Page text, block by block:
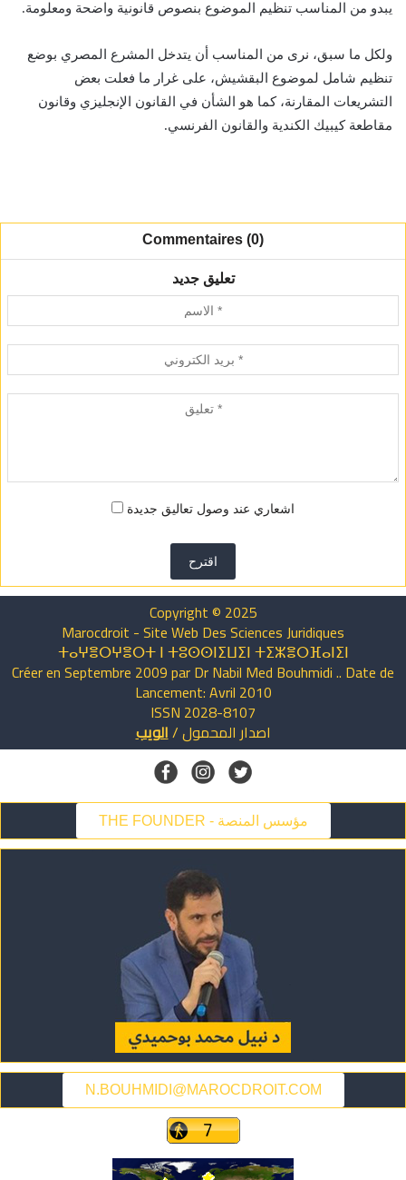
يبدو من المناسب تنظيم الموضوع بنصوص قانونية واضحة ومعلومة.
ولكل ما سبق، نرى من المناسب أن يتدخل المشرع المصري بوضع
تنظيم شامل لموضوع البقشيش، على غرار ما فعلت بعض
التشريعات المقارنة، كما هو الشأن في القانون الإنجليزي وقانون
مقاطعة كيبيك الكندية والقانون الفرنسي.
Commentaires (0)
تعليق جديد
اشعاري عند وصول تعاليق جديدة
اقترح
Copyright © 2025
Marocdroit - Site Web Des Sciences Juridiques
ⵜⴰⵖⴻⵔⵖⴻⵔⵜ ⵏ ⵜⵓⵙⵙⵏⵉⵡⵉⵏ ⵜⵉⵣⴻⵔⴼⴰⵏⵉⵏ
Créer en Septembre 2009 par Dr Nabil Med Bouhmidi .. Date de
Lancement: Avril 2010
ISSN 2028-8107
اصدار المحمول/الويب
THE FOUNDER - مؤسس المنصة
N.BOUHMIDI@MAROCDROIT.COM